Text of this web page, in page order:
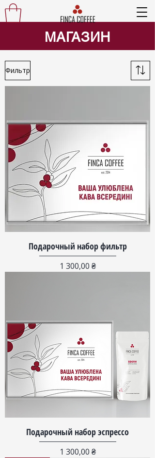
МАГАЗИН
Фильтр
Подарочный набор фильтр
Цена
1 300,00 ₴
Подарочный набор эспрессо
Цена
1 300,00 ₴